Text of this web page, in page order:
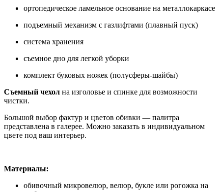
ортопедическое ламельное основание на металлокаркасе
подъемный механизм с газлифтами (плавный пуск)
система хранения
съемное дно для легкой уборки
комплект буковых ножек (полусферы-шайбы)
Съемный чехол на изголовье и спинке для возможности
чистки.
Большой выбор фактур и цветов обивки — палитра
представлена в галерее. Можно заказать в индивидуальном
цвете под ваш интерьер.
Материалы:
обивочный микровелюр, велюр, букле или рогожка на